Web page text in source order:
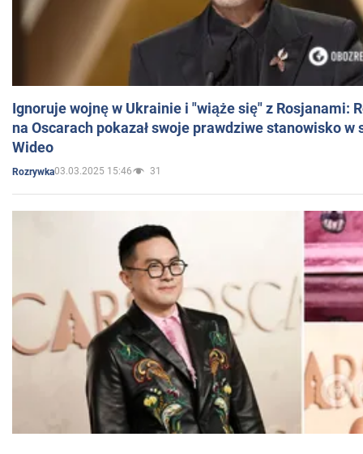
Ignoruje wojnę w Ukrainie i "wiąże się" z Rosjanami:
na Oscarach pokazał swoje prawdziwe stanowisko w
Wideo
Rozrywka03.03.2025 15:46 31